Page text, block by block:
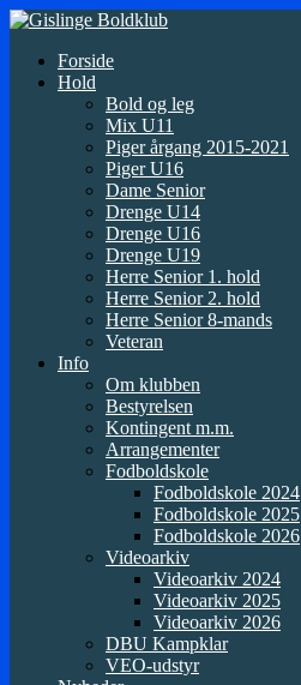
Forside
Hold
Bold og leg
Mix U11
Piger årgang 2015-2021
Piger U16
Dame Senior
Drenge U14
Drenge U16
Drenge U19
Herre Senior 1. hold
Herre Senior 2. hold
Herre Senior 8-mands
Veteran
Info
Om klubben
Bestyrelsen
Kontingent m.m.
Arrangementer
Fodboldskole
Fodboldskole 2024
Fodboldskole 2025
Fodboldskole 2026
Videoarkiv
Videoarkiv 2024
Videoarkiv 2025
Videoarkiv 2026
DBU Kampklar
VEO-udstyr